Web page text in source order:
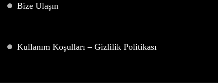
Bize Ulaşın
Kullanım Koşulları – Gizlilik Politikası